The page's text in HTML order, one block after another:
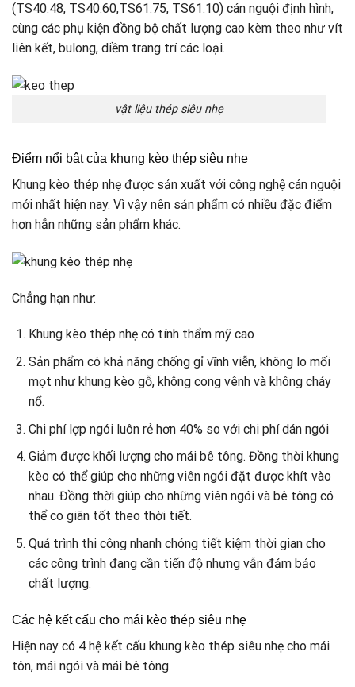
(TS40.48, TS40.60,TS61.75, TS61.10) cán nguội định hình,
cùng các phụ kiện đồng bộ chất lượng cao kèm theo như vít
liên kết, bulong, diềm trang trí các loại.
vật liệu thép siêu nhẹ
Điểm nổi bật của khung kèo thép siêu nhẹ
Khung kèo thép nhẹ được sản xuất với công nghệ cán nguội
mới nhất hiện nay. Vì vậy nên sản phẩm có nhiều đặc điểm
hơn hẳn những sản phẩm khác.
Chẳng hạn như:
Khung kèo thép nhẹ có tính thẩm mỹ cao
Sản phẩm có khả năng chống gỉ vĩnh viễn, không lo mối
mọt như khung kèo gỗ, không cong vênh và không cháy
nổ.
Chi phí lợp ngói luôn rẻ hơn 40% so với chi phí dán ngói
Giảm được khối lượng cho mái bê tông. Đồng thời khung
kèo có thể giúp cho những viên ngói đặt được khít vào
nhau. Đồng thời giúp cho những viên ngói và bê tông có
thể co giãn tốt theo thời tiết.
Quá trình thi công nhanh chóng tiết kiệm thời gian cho
các công trình đang cần tiến độ nhưng vẫn đảm bảo
chất lượng.
Các hệ kết cấu cho mái kèo thép siêu nhẹ
Hiện nay có 4 hệ kết cấu khung kèo thép siêu nhẹ cho mái
tôn, mái ngói và mái bê tông.